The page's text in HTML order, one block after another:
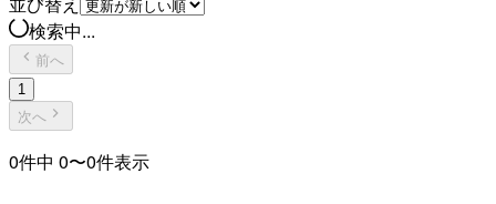
検索中...
前へ
1
次へ
0件中 0〜0件表示